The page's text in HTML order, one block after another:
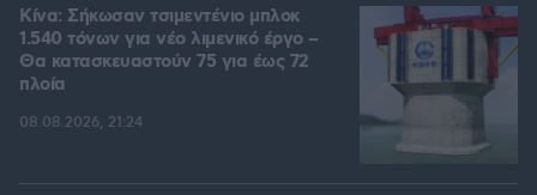
Κίνα: Σήκωσαν τσιμεντένιο μπλοκ
1.540 τόνων για νέο λιμενικό έργο –
Θα κατασκευαστούν 75 για έως 72
πλοία
08.08.2026, 21:24